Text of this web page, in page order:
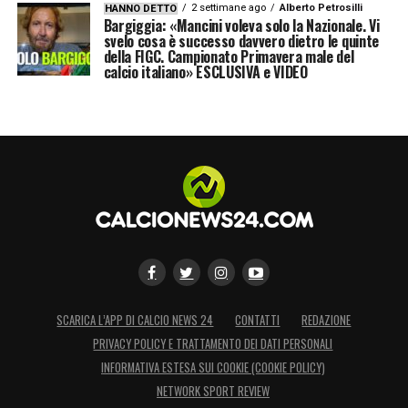
HANNO DETTO 2 settimane ago Alberto Petrosilli
Bargiggia: «Mancini voleva solo la Nazionale. Vi
svelo cosa è successo davvero dietro le quinte
della FIGC. Campionato Primavera male del
calcio italiano» ESCLUSIVA e VIDEO
SCARICA L’APP DI CALCIO NEWS 24 CONTATTI
REDAZIONE
PRIVACY POLICY E TRATTAMENTO DEI DATI PERSONALI
INFORMATIVA ESTESA SUI COOKIE (COOKIE POLICY)
NETWORK SPORT REVIEW